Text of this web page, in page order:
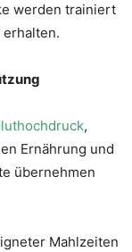
werden trainiert
,
Ernährung und
übernehmen
Mahlzeiten